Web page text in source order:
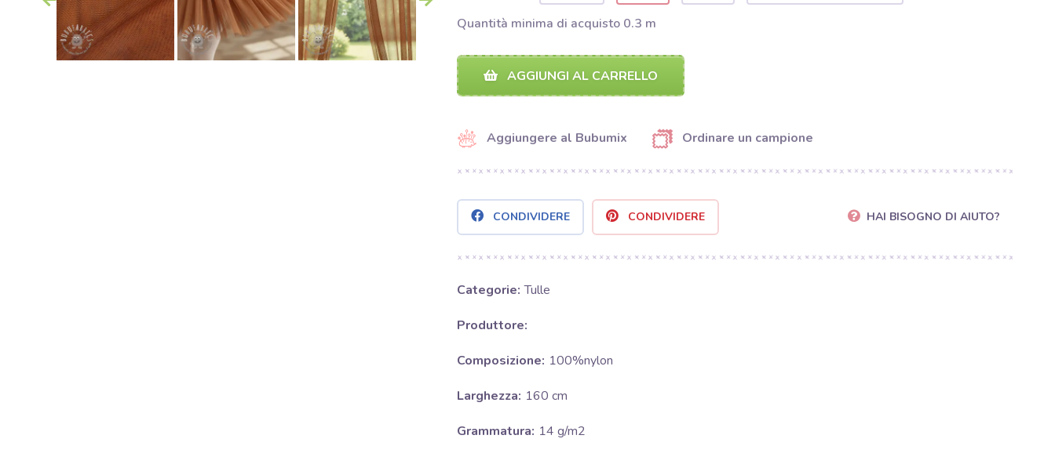
Quantità minima di acquisto 0.3 m
AGGIUNGI AL CARRELLO
Aggiungere al Bubumix Ordinare un campione
CONDIVIDERE CONDIVIDERE HAI BISOGNO DI AIUTO?
Categorie: Tulle
Produttore:
Composizione: 100%nylon
Larghezza: 160 cm
Grammatura: 14 g/m2